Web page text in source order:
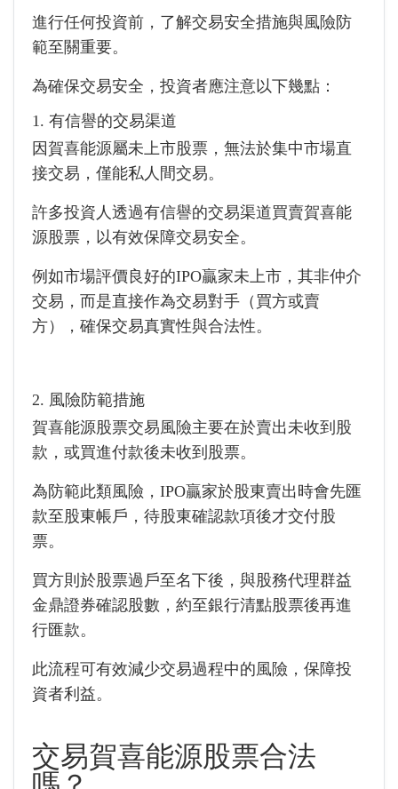
進行任何投資前，了解交易安全措施與風險防
範至關重要。
為確保交易安全，投資者應注意以下幾點：
1. 有信譽的交易渠道
因賀喜能源屬未上市股票，無法於集中市場直
接交易，僅能私人間交易。
許多投資人透過有信譽的交易渠道買賣賀喜能
源股票，以有效保障交易安全。
例如市場評價良好的IPO贏家未上市，其非仲介
交易，而是直接作為交易對手（買方或賣
方），確保交易真實性與合法性。
2. 風險防範措施
賀喜能源股票交易風險主要在於賣出未收到股
款，或買進付款後未收到股票。
為防範此類風險，IPO贏家於股東賣出時會先匯
款至股東帳戶，待股東確認款項後才交付股
票。
買方則於股票過戶至名下後，與股務代理群益
金鼎證券確認股數，約至銀行清點股票後再進
行匯款。
此流程可有效減少交易過程中的風險，保障投
資者利益。
交易賀喜能源股票合法